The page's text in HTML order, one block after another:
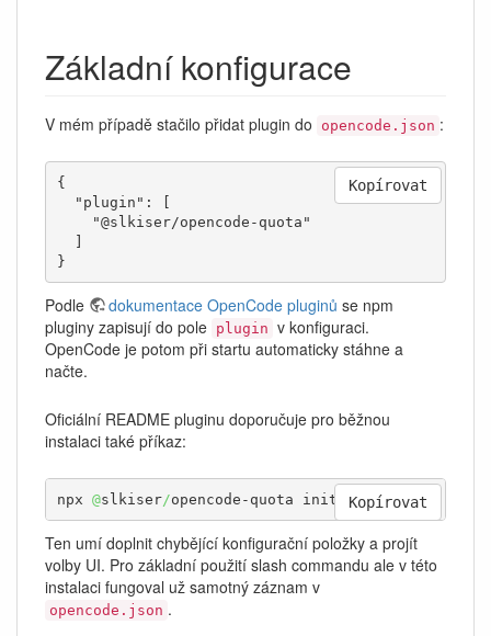
Základní konfigurace
V mém případě stačilo přidat plugin do opencode.json :
{
}
Kopírovat
Podle dokumentace OpenCode pluginů se npm
pluginy zapisují do pole plugin v konfiguraci.
OpenCode je potom při startu automaticky stáhne a
načte.
Oficiální README pluginu doporučuje pro běžnou
instalaci také příkaz:
npx @slkiser/opencode-quota init Kopírovat
Ten umí doplnit chybějící konfigurační položky a projít
volby UI. Pro základní použití slash commandu ale v této
instalaci fungoval už samotný záznam v
opencode.json .